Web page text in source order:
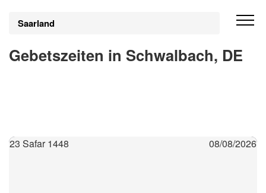
Saarland
Gebetszeiten in Schwalbach, DE
23 Safar 1448 08/08/2026